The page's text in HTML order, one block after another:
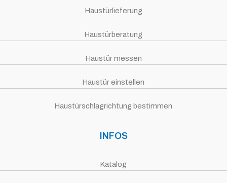
Haustürlieferung
Haustürberatung
Haustür messen
Haustür einstellen
Haustürschlagrichtung bestimmen
INFOS
Katalog